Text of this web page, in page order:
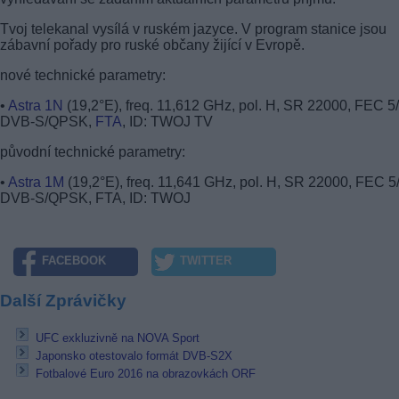
Tvoj telekanal vysílá v ruském jazyce. V program stanice jsou
zábavní pořady pro ruské občany žijící v Evropě.
nové technické parametry:
• Astra 1N (19,2°E), freq. 11,612 GHz, pol. H, SR 22000, FEC
DVB-S/QPSK, FTA, ID: TWOJ TV
původní technické parametry:
• Astra 1M (19,2°E), freq. 11,641 GHz, pol. H, SR 22000, FEC
DVB-S/QPSK, FTA, ID: TWOJ
FACEBOOK TWITTER
Další Zprávičky
UFC exkluzivně na NOVA Sport
Japonsko otestovalo formát DVB-S2X
Fotbalové Euro 2016 na obrazovkách ORF